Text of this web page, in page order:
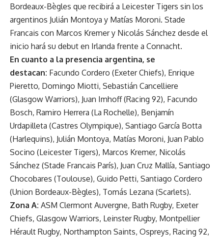
Bordeaux-Bègles que recibirá a Leicester Tigers sin los
argentinos Julián Montoya y Matías Moroni. Stade
Francais con Marcos Kremer y Nicolás Sánchez desde el
inicio hará su debut en Irlanda frente a Connacht.
En cuanto a la presencia argentina, se
destacan: Facundo Cordero (Exeter Chiefs), Enrique
Pieretto, Domingo Miotti, Sebastián Cancelliere
(Glasgow Warriors), Juan Imhoff (Racing 92), Facundo
Bosch, Ramiro Herrera (La Rochelle), Benjamín
Urdapilleta (Castres Olympique), Santiago García Botta
(Harlequins), Julián Montoya, Matías Moroni, Juan Pablo
Socino (Leicester Tigers), Marcos Kremer, Nicolás
Sánchez (Stade Francais París), Juan Cruz Mallía, Santiago
Chocobares (Toulouse), Guido Petti, Santiago Cordero
(Union Bordeaux-Bègles), Tomás Lezana (Scarlets).
Zona A: ASM Clermont Auvergne, Bath Rugby, Exeter
Chiefs, Glasgow Warriors, Leinster Rugby, Montpellier
Hérault Rugby, Northampton Saints, Ospreys, Racing 92,